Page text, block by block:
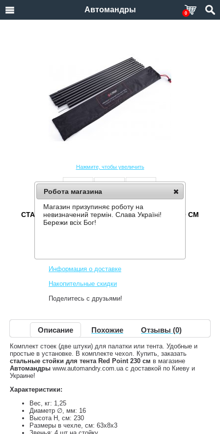
Автомандры 0
Нажмите, чтобы увеличить
СТАЛЬНЫЕ СТОЙКИ ДЛЯ ТЕНТА RED POINT 230 СМ
Информация о доставке
Накопительные скидки
Поделитесь с друзьями!
Описание Похожие Отзывы (0)
Комплект стоек (две штуки) для палатки или тента. Удобные и
простые в установке. В комплекте чехол. Купить, заказать
стальные стойки для тента Red Point 230 см в магазине
Автомандры www.automandry.com.ua с доставкой по Киеву и
Украине!
Характеристики:
Вес, кг: 1,25
Диаметр ∅, мм: 16
Высота H, см: 230
Размеры в чехле, см: 63х8х3
Робота магазина
Магазин призупиняє роботу на
невизначений термін. Слава Україні!
Бережи всіх Бог!